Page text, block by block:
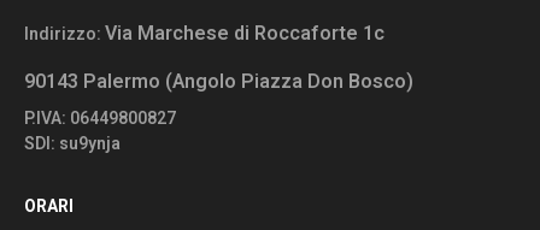
Indirizzo:Via Marchese di Roccaforte 1c
90143 Palermo (Angolo Piazza Don Bosco)
P.IVA: 06449800827
SDI: su9ynja
ORARI